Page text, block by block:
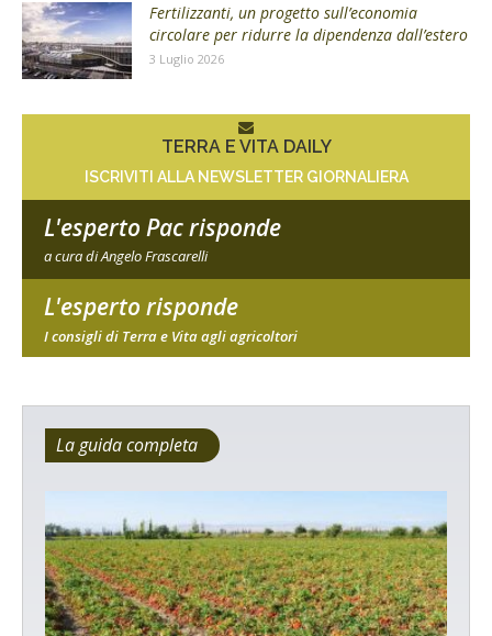
Fertilizzanti, un progetto sull’economia
circolare per ridurre la dipendenza dall’estero
3 Luglio 2026
TERRA E VITA DAILY
ISCRIVITI ALLA NEWSLETTER GIORNALIERA
L'esperto Pac risponde
a cura di Angelo Frascarelli
L'esperto risponde
I consigli di Terra e Vita agli agricoltori
La guida completa